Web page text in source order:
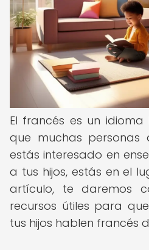
El francés es un
que muchas personas
estás interesado en
a tus hijos, estás en el
artículo, te daremos
recursos útiles para
tus hijos hablen francés